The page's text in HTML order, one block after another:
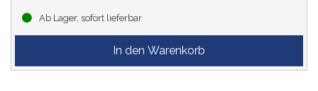
Ab Lager, sofort lieferbar